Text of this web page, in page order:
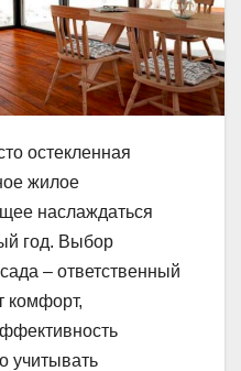
остекленная
жилое
наслаждаться
год. Выбор
– ответственный
комфорт,
учитывать